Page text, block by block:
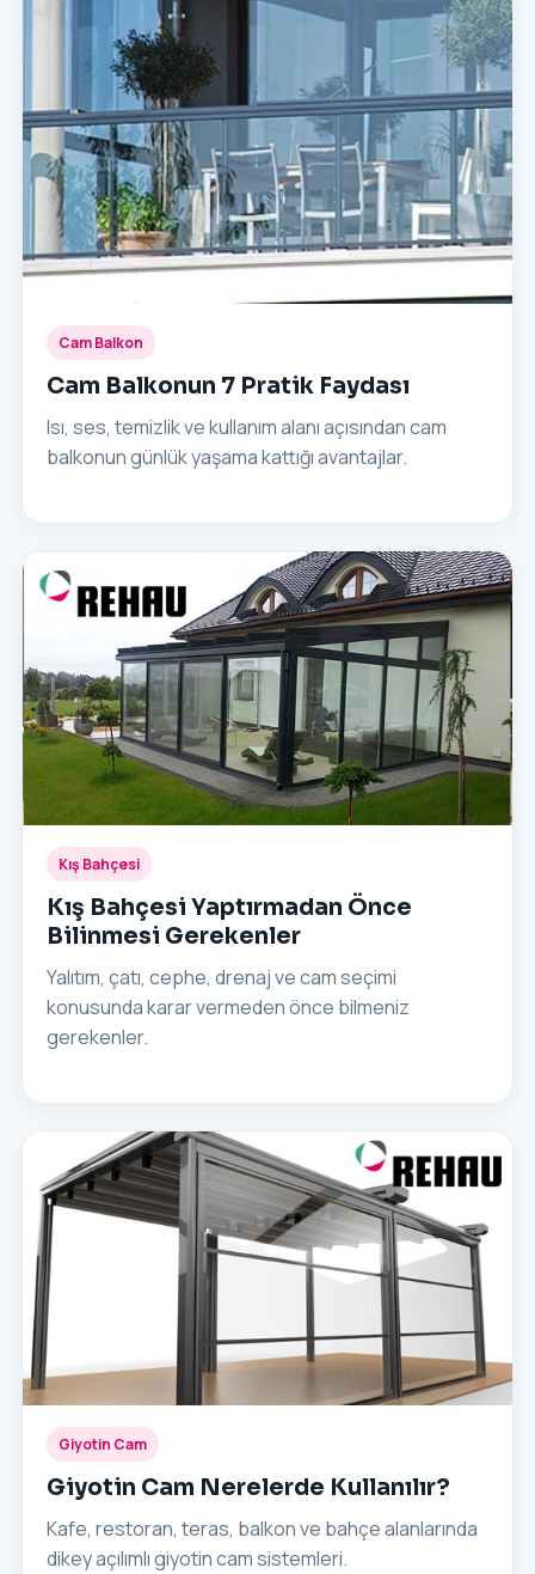
Cam Balkon
Cam Balkonun 7 Pratik Faydası
Isı, ses, temizlik ve kullanım alanı açısından cam
balkonun günlük yaşama kattığı avantajlar.
Kış Bahçesi
Kış Bahçesi Yaptırmadan Önce
Bilinmesi Gerekenler
Yalıtım, çatı, cephe, drenaj ve cam seçimi
konusunda karar vermeden önce bilmeniz
gerekenler.
Giyotin Cam
Giyotin Cam Nerelerde Kullanılır?
Kafe, restoran, teras, balkon ve bahçe alanlarında
dikey açılımlı giyotin cam sistemleri.